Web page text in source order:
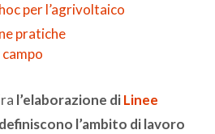
per l’agrivoltaico
pratiche
l’elaborazione diLinee
l’ambito di lavoro